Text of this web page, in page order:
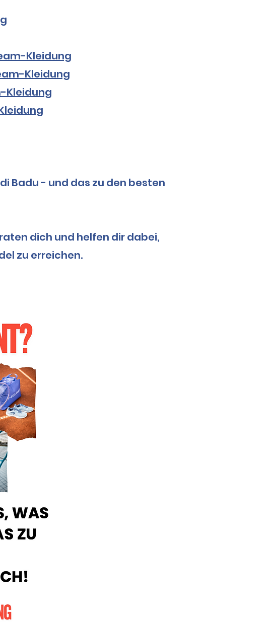
Kleidung
Kleidung
Kleidung
Badu - und das zu den besten
dich und helfen dir dabei,
zu erreichen.